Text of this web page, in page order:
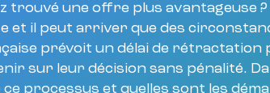
trouvé une offre plus avantageuse
et il peut arriver que des
prévoit un délai de
sur leur décision sans pénalité.
processus et quelles sont les